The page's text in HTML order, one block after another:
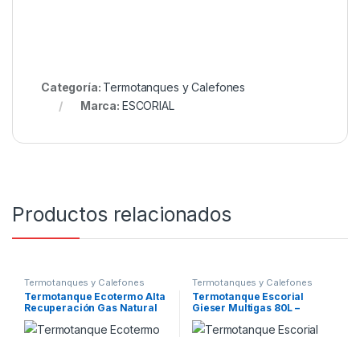
Categoría: Termotanques y Calefones
Marca: ESCORIAL
Productos relacionados
Termotanques y Calefones
Termotanque Ecotermo Alta
Recuperación Gas Natural
53L Inf
Termotanques y Calefones
Termotanque Escorial
Gieser Multigas 80L –
Conexión superior